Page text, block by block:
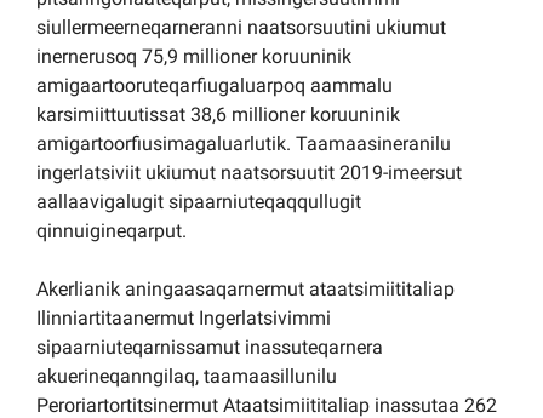
siullermeerneqarneranni naatsorsuutini ukiumut
inernerusoq 75,9 millioner koruuninik
amigaartooruteqarfiugaluarpoq aammalu
karsimiittuutissat 38,6 millioner koruuninik
amigartoorfiusimagaluarlutik. Taamaasineranilu
ingerlatsiviit ukiumut naatsorsuutit 2019-imeersut
aallaavigalugit sipaarniuteqaqqullugit
qinnuigineqarput.
Akerlianik aningaasaqarnermut ataatsimiititaliap
Ilinniartitaanermut Ingerlatsivimmi
sipaarniuteqarnissamut inassuteqarnera
akuerineqanngilaq, taamaasillunilu
Peroriartortitsinermut Ataatsimiititaliap inassutaa 262